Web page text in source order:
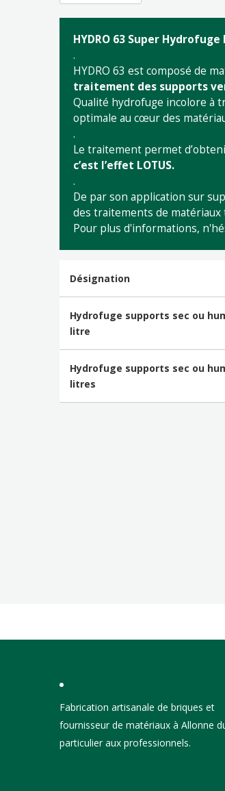
HYDRO 63 Super
.
HYDRO 63 est composé de
traitement des supports
Qualité hydrofuge incolore à
optimale au cœur des
.
Le traitement permet
c’est l’effet LOTUS.
.
De par son application sur
des traitements de matériaux
Pour plus d'informations,
Désignation
Hydrofuge supports sec ou
litre
Hydrofuge supports sec ou
litres
Fabrication artisanale de briques et
fournisseur de matériaux à Allonne
particulier aux professionnels.